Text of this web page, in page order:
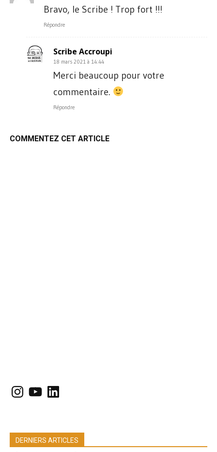
Bravo, le Scribe ! Trop fort !!!
Répondre
Scribe Accroupi
18 mars 2021 à 14:44
Merci beaucoup pour votre
commentaire.
Répondre
COMMENTEZ CET ARTICLE
Instagram
YouTubeLinkedIn
DERNIERS ARTICLES